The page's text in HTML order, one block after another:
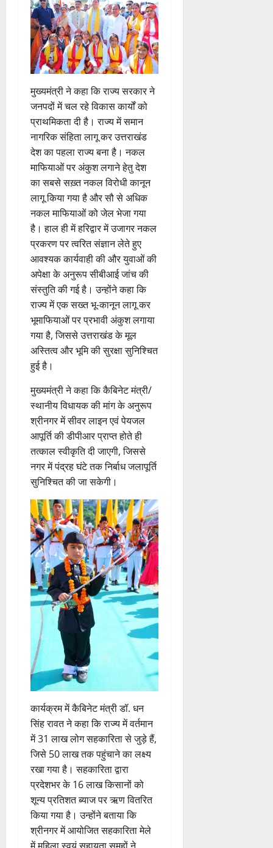
मुख्यमंत्री ने कहा कि राज्य सरकार ने
जनपदों में चल रहे विकास कार्यों को
प्राथमिकता दी है। राज्य में समान
नागरिक संहिता लागू कर उत्तराखंड
देश का पहला राज्य बना है। नकल
माफियाओं पर अंकुश लगाने हेतु देश
का सबसे सख़्त नकल विरोधी कानून
लागू किया गया है और सौ से अधिक
नकल माफियाओं को जेल भेजा गया
है। हाल ही में हरिद्वार में उजागर नकल
प्रकरण पर त्वरित संज्ञान लेते हुए
आवश्यक कार्यवाही की और युवाओं की
अपेक्षा के अनुरूप सीबीआई जांच की
संस्तुति की गई है। उन्होंने कहा कि
राज्य में एक सख्त भू-कानून लागू कर
भूमाफियाओं पर प्रभावी अंकुश लगाया
गया है, जिससे उत्तराखंड के मूल
अस्तित्व और भूमि की सुरक्षा सुनिश्चित
हुई है।
मुख्यमंत्री ने कहा कि कैबिनेट मंत्री/
स्थानीय विधायक की मांग के अनुरूप
श्रीनगर में सीवर लाइन एवं पेयजल
आपूर्ति की डीपीआर प्राप्त होते ही
तत्काल स्वीकृति दी जाएगी, जिससे
नगर में पंद्रह घंटे तक निर्बाध जलापूर्ति
सुनिश्चित की जा सकेगी।
कार्यक्रम में कैबिनेट मंत्री डॉ. धन
सिंह रावत ने कहा कि राज्य में वर्तमान
में 31 लाख लोग सहकारिता से जुड़े हैं,
जिसे 50 लाख तक पहुंचाने का लक्ष्य
रखा गया है। सहकारिता द्वारा
प्रदेशभर के 16 लाख किसानों को
शून्य प्रतिशत ब्याज पर ऋण वितरित
किया गया है। उन्होंने बताया कि
श्रीनगर में आयोजित सहकारिता मेले